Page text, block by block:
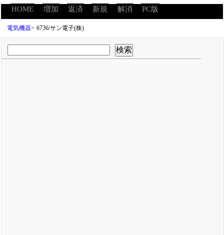
HOME 増加 返済 新規 解消 PC版
電気機器> 6736/サン電子(株)